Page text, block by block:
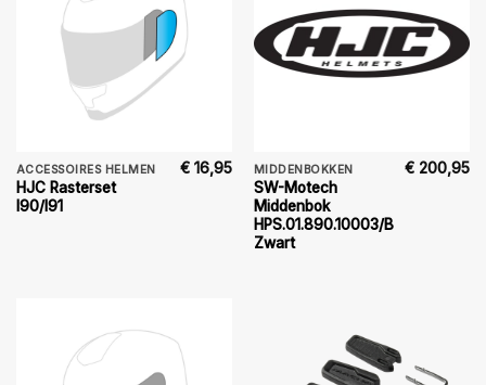
ACCESSOIRES HELMEN
HJC Rasterset
I90/I91
€ 16,95 MIDDENBOKKEN
SW-Motech
Middenbok
HPS.01.890.10003/B
Zwart
€ 200,95